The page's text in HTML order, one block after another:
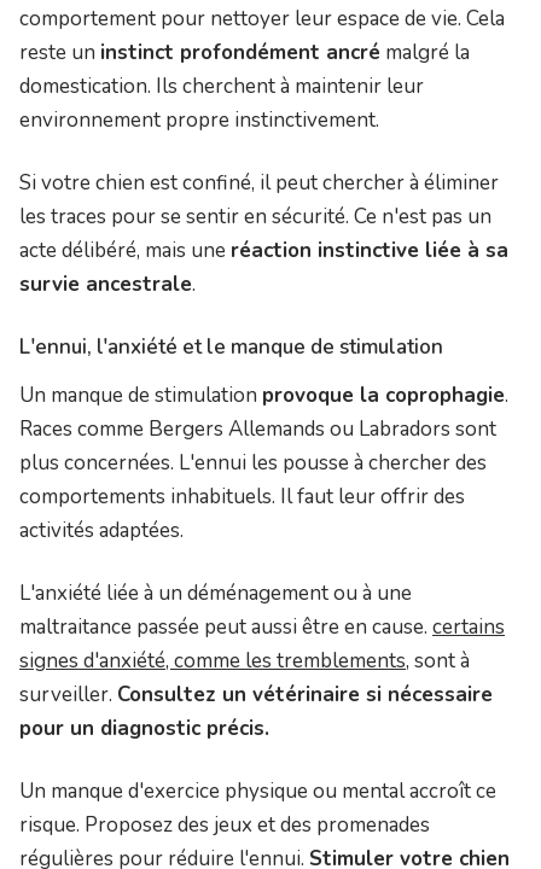
comportement pour nettoyer leur espace de vie. Cela
reste un instinct profondément ancré malgré la
domestication. Ils cherchent à maintenir leur
environnement propre instinctivement.
Si votre chien est confiné, il peut chercher à éliminer
les traces pour se sentir en sécurité. Ce n'est pas un
acte délibéré, mais une réaction instinctive liée à sa
survie ancestrale.
L'ennui, l'anxiété et le manque de stimulation
Un manque de stimulation provoque la coprophagie.
Races comme Bergers Allemands ou Labradors sont
plus concernées. L'ennui les pousse à chercher des
comportements inhabituels. Il faut leur offrir des
activités adaptées.
L'anxiété liée à un déménagement ou à une
maltraitance passée peut aussi être en cause. certains
signes d'anxiété, comme les tremblements, sont à
surveiller. Consultez un vétérinaire si nécessaire
pour un diagnostic précis.
Un manque d'exercice physique ou mental accroît ce
risque. Proposez des jeux et des promenades
régulières pour réduire l'ennui. Stimuler votre chien